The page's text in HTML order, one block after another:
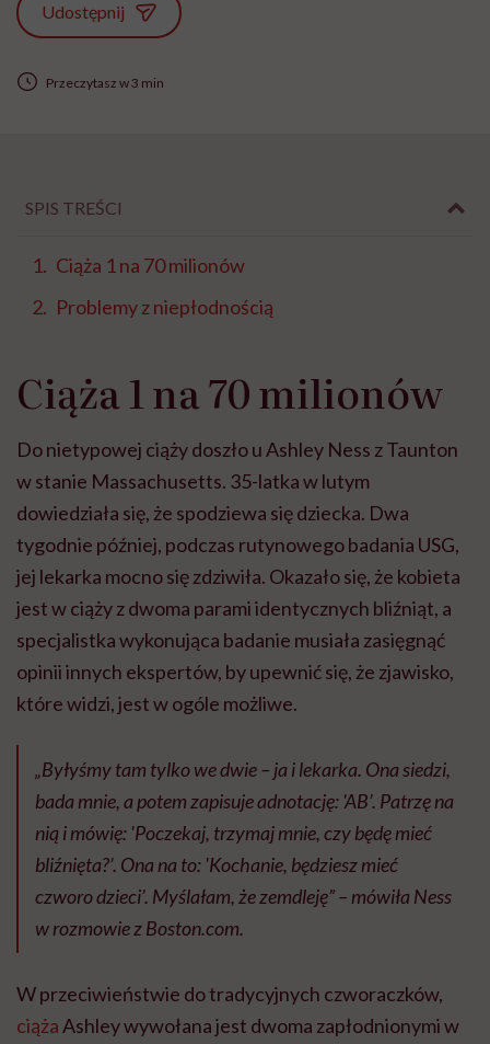
Udostępnij
Przeczytasz w 3 min
SPIS TREŚCI
Ciąża 1 na 70 milionów
Problemy z niepłodnością
Ciąża 1 na 70 milionów
Do nietypowej ciąży doszło u Ashley Ness z Taunton
w stanie Massachusetts. 35-latka w lutym
dowiedziała się, że spodziewa się dziecka. Dwa
tygodnie później, podczas rutynowego badania USG,
jej lekarka mocno się zdziwiła. Okazało się, że kobieta
jest w ciąży z dwoma parami identycznych bliźniąt, a
specjalistka wykonująca badanie musiała zasięgnąć
opinii innych ekspertów, by upewnić się, że zjawisko,
które widzi, jest w ogóle możliwe.
„Byłyśmy tam tylko we dwie – ja i lekarka. Ona siedzi,
bada mnie, a potem zapisuje adnotację: 'AB’. Patrzę na
nią i mówię: 'Poczekaj, trzymaj mnie, czy będę mieć
bliźnięta?’. Ona na to: 'Kochanie, będziesz mieć
czworo dzieci’. Myślałam, że zemdleję” – mówiła Ness
w rozmowie zBoston.com.
W przeciwieństwie do tradycyjnych czworaczków,
ciążaAshley wywołana jest dwoma zapłodnionymi w